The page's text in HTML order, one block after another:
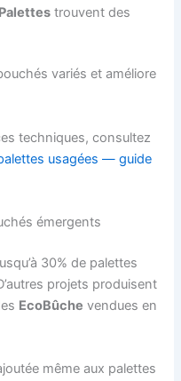
trouvent des
variés et améliore
techniques, consultez
usagées — guide
émergents
30% de palettes
projets produisent
EcoBûche vendues en
même aux palettes